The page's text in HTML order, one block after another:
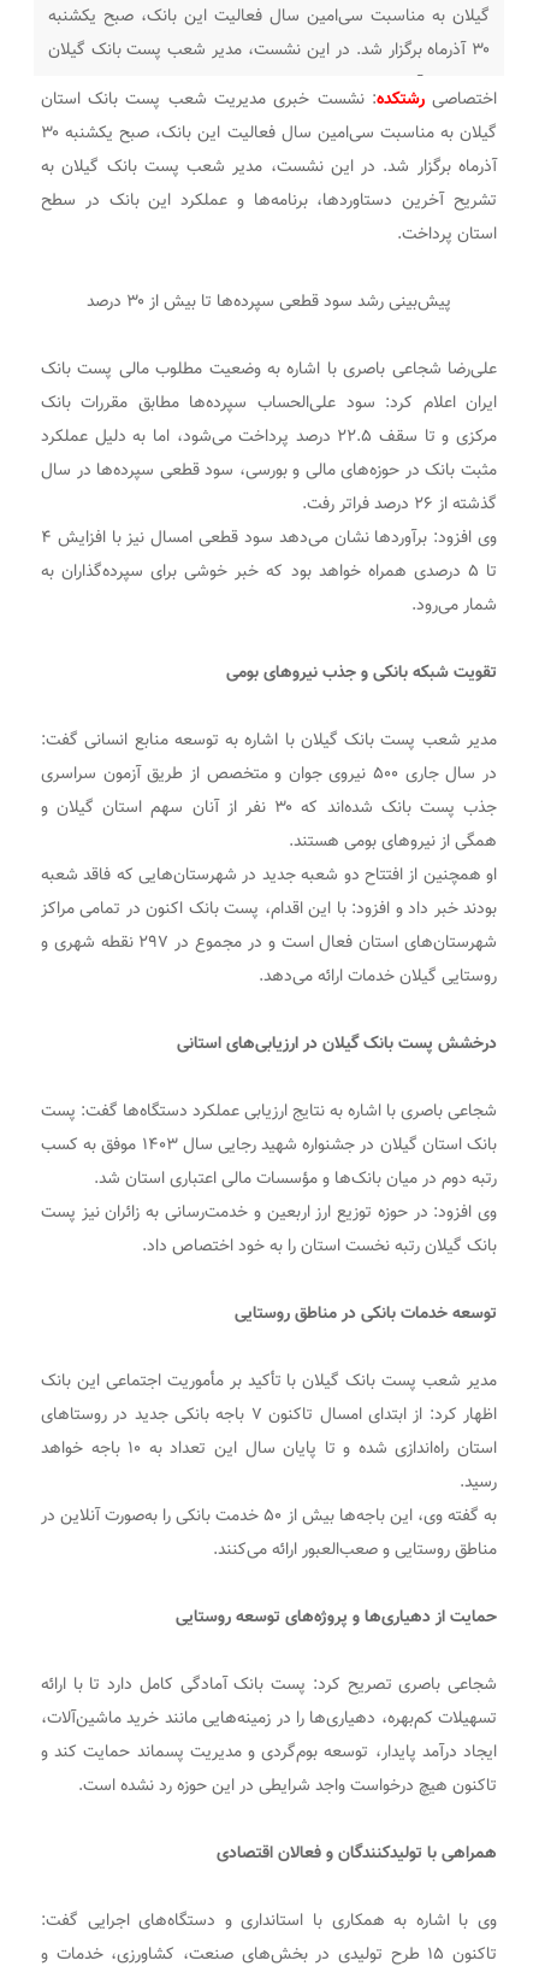
گیلان به مناسبت سی‌امین سال فعالیت این بانک، صبح یکشنبه
۳۰ آذرماه برگزار شد. در این نشست، مدیر شعب پست بانک گیلان
به تشریح آخرین دستاوردها، برنامه‌ها و عملکرد این بانک در سطح
اختصاصیرشتکده: نشست خبری مدیریت شعب پست بانک استان
گیلان به مناسبت سی‌امین سال فعالیت این بانک، صبح یکشنبه ۳۰
آذرماه برگزار شد. در این نشست، مدیر شعب پست بانک گیلان به
تشریح آخرین دستاوردها، برنامه‌ها و عملکرد این بانک در سطح
استان پرداخت.
پیش‌بینی رشد سود قطعی سپرده‌ها تا بیش از ۳۰ درصد
علی‌رضا شجاعی باصری با اشاره به وضعیت مطلوب مالی پست بانک
ایران اعلام کرد: سود علی‌الحساب سپرده‌ها مطابق مقررات بانک
مرکزی و تا سقف ۲۲.۵ درصد پرداخت می‌شود، اما به دلیل عملکرد
مثبت بانک در حوزه‌های مالی و بورسی، سود قطعی سپرده‌ها در سال
گذشته از ۲۶ درصد فراتر رفت.
وی افزود: برآوردها نشان می‌دهد سود قطعی امسال نیز با افزایش ۴
تا ۵ درصدی همراه خواهد بود که خبر خوشی برای سپرده‌گذاران به
شمار می‌رود.
تقویت شبکه بانکی و جذب نیروهای بومی
مدیر شعب پست بانک گیلان با اشاره به توسعه منابع انسانی گفت:
در سال جاری ۵۰۰ نیروی جوان و متخصص از طریق آزمون سراسری
جذب پست بانک شده‌اند که ۳۰ نفر از آنان سهم استان گیلان و
همگی از نیروهای بومی هستند.
او همچنین از افتتاح دو شعبه جدید در شهرستان‌هایی که فاقد شعبه
بودند خبر داد و افزود: با این اقدام، پست بانک اکنون در تمامی مراکز
شهرستان‌های استان فعال است و در مجموع در ۲۹۷ نقطه شهری و
روستایی گیلان خدمات ارائه می‌دهد.
درخشش پست بانک گیلان در ارزیابی‌های استانی
شجاعی باصری با اشاره به نتایج ارزیابی عملکرد دستگاه‌ها گفت: پست
بانک استان گیلان در جشنواره شهید رجایی سال ۱۴۰۳ موفق به کسب
رتبه دوم در میان بانک‌ها و مؤسسات مالی اعتباری استان شد.
وی افزود: در حوزه توزیع ارز اربعین و خدمت‌رسانی به زائران نیز پست
بانک گیلان رتبه نخست استان را به خود اختصاص داد.
توسعه خدمات بانکی در مناطق روستایی
مدیر شعب پست بانک گیلان با تأکید بر مأموریت اجتماعی این بانک
اظهار کرد: از ابتدای امسال تاکنون ۷ باجه بانکی جدید در روستاهای
استان راه‌اندازی شده و تا پایان سال این تعداد به ۱۰ باجه خواهد
رسید.
به گفته وی، این باجه‌ها بیش از ۵۰ خدمت بانکی را به‌صورت آنلاین در
مناطق روستایی و صعب‌العبور ارائه می‌کنند.
حمایت از دهیاری‌ها و پروژه‌های توسعه روستایی
شجاعی باصری تصریح کرد: پست بانک آمادگی کامل دارد تا با ارائه
تسهیلات کم‌بهره، دهیاری‌ها را در زمینه‌هایی مانند خرید ماشین‌آلات،
ایجاد درآمد پایدار، توسعه بوم‌گردی و مدیریت پسماند حمایت کند و
تاکنون هیچ درخواست واجد شرایطی در این حوزه رد نشده است.
همراهی با تولیدکنندگان و فعالان اقتصادی
وی با اشاره به همکاری با استانداری و دستگاه‌های اجرایی گفت:
تاکنون ۱۵ طرح تولیدی در بخش‌های صنعت، کشاورزی، خدمات و